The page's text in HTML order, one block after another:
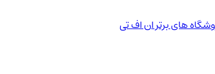
های برتر ان اف تی